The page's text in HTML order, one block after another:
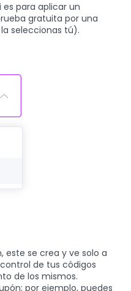
para aplicar un
gratuita por una
seleccionas tú).
se crea y ve solo a
de tus códigos
de los mismos.
por ejemplo, puedes